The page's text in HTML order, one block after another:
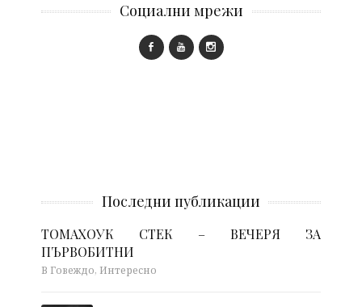
Социални мрежи
Последни публикации
ТОМАХОУК СТЕК – ВЕЧЕРЯ ЗА
ПЪРВОБИТНИ
В Говеждо, Интересно